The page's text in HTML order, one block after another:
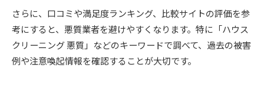
さらに、口コミや満足度ランキング、比較サイトの評価を参
考にすると、悪質業者を避けやすくなります。特に「ハウス
クリーニング 悪質」などのキーワードで調べて、過去の被害
例や注意喚起情報を確認することが大切です。